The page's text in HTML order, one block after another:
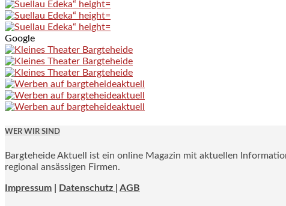
Google
WER WIR SIND
Bargteheide Aktuell ist ein online Magazin mit aktuellen
regional ansässigen Firmen.
Impressum Datenschutz | AGB